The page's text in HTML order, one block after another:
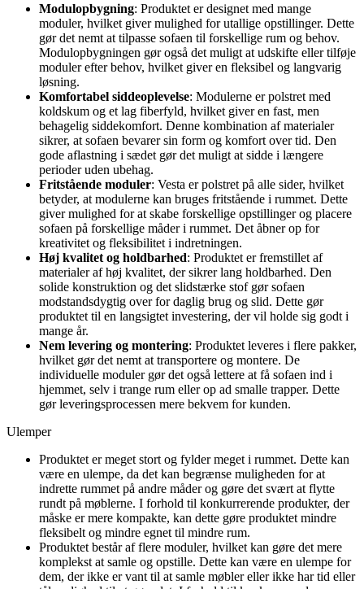
Modulopbygning: Produktet er designet med mange
moduler, hvilket giver mulighed for utallige opstillinger. Dette
gør det nemt at tilpasse sofaen til forskellige rum og behov.
Modulopbygningen gør også det muligt at udskifte eller tilføje
moduler efter behov, hvilket giver en fleksibel og langvarig
løsning.
Komfortabel siddeoplevelse: Modulerne er polstret med
koldskum og et lag fiberfyld, hvilket giver en fast, men
behagelig siddekomfort. Denne kombination af materialer
sikrer, at sofaen bevarer sin form og komfort over tid. Den
gode aflastning i sædet gør det muligt at sidde i længere
perioder uden ubehag.
Fritstående moduler: Vesta er polstret på alle sider, hvilket
betyder, at modulerne kan bruges fritstående i rummet. Dette
giver mulighed for at skabe forskellige opstillinger og placere
sofaen på forskellige måder i rummet. Det åbner op for
kreativitet og fleksibilitet i indretningen.
Høj kvalitet og holdbarhed: Produktet er fremstillet af
materialer af høj kvalitet, der sikrer lang holdbarhed. Den
solide konstruktion og det slidstærke stof gør sofaen
modstandsdygtig over for daglig brug og slid. Dette gør
produktet til en langsigtet investering, der vil holde sig godt i
mange år.
Nem levering og montering: Produktet leveres i flere pakker,
hvilket gør det nemt at transportere og montere. De
individuelle moduler gør det også lettere at få sofaen ind i
hjemmet, selv i trange rum eller op ad smalle trapper. Dette
gør leveringsprocessen mere bekvem for kunden.
Ulemper
Produktet er meget stort og fylder meget i rummet. Dette kan
være en ulempe, da det kan begrænse muligheden for at
indrette rummet på andre måder og gøre det svært at flytte
rundt på møblerne. I forhold til konkurrerende produkter, der
måske er mere kompakte, kan dette gøre produktet mindre
fleksibelt og mindre egnet til mindre rum.
Produktet består af flere moduler, hvilket kan gøre det mere
komplekst at samle og opstille. Dette kan være en ulempe for
dem, der ikke er vant til at samle møbler eller ikke har tid eller